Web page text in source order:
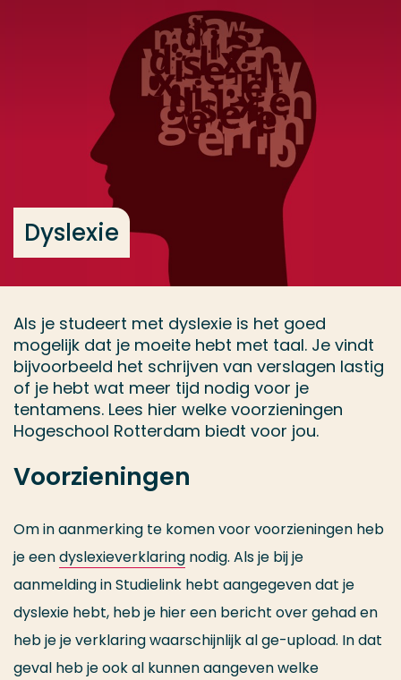
Ga direct naar de content
Dyslexie
Als je studeert met dyslexie is het goed
mogelijk dat je moeite hebt met taal. Je vindt
bijvoorbeeld het schrijven van verslagen lastig
of je hebt wat meer tijd nodig voor je
tentamens. Lees hier welke voorzieningen
Hogeschool Rotterdam biedt voor jou.
Voorzieningen
Om in aanmerking te komen voor voorzieningen heb
je eendyslexieverklaring nodig. Als je bij je
aanmelding in Studielink hebt aangegeven dat je
dyslexie hebt, heb je hier een bericht over gehad en
heb je je verklaring waarschijnlijk al ge-upload. In dat
geval heb je ook al kunnen aangeven welke
Opleiding